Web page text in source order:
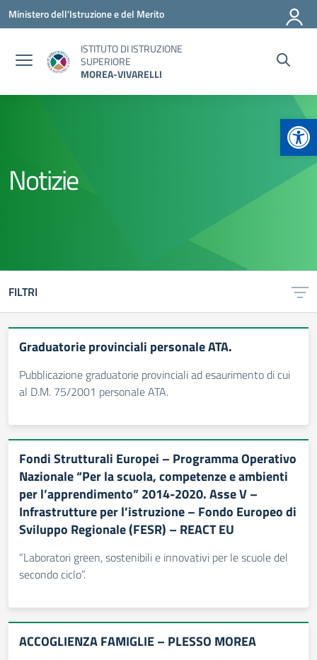
Vai ai contenuti
Vai al menu di navigazione
Vai al footer
Ministero dell'Istruzione e del Merito
ISTITUTO DI ISTRUZIONE
SUPERIORE
MOREA-VIVARELLI
Notizie
FILTRI
Graduatorie provinciali personale ATA.
Pubblicazione graduatorie provinciali ad esaurimento di cui
al D.M. 75/2001 personale ATA.
Fondi Strutturali Europei – Programma Operativo
Nazionale “Per la scuola, competenze e ambienti
per l’apprendimento” 2014-2020. Asse V –
Infrastrutture per l’istruzione – Fondo Europeo di
Sviluppo Regionale (FESR) – REACT EU
“Laboratori green, sostenibili e innovativi per le scuole del
secondo ciclo”.
ACCOGLIENZA FAMIGLIE – PLESSO MOREA